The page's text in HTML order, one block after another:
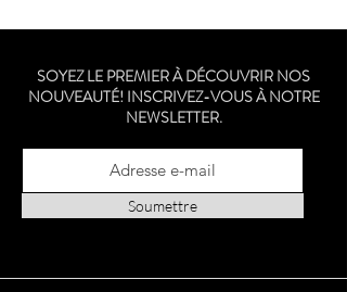
minimalistes est un incontournable
personnelle.
Argent sterling - Fabriqué à Montréal
SOYEZ LE PREMIER À DÉCOUVRIR NOS
NOUVEAUTÉ! INSCRIVEZ-VOUS À NOTRE
NEWSLETTER.
Soumettre